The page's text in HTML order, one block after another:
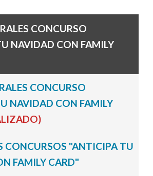
CONCURSO
NAVIDAD CON FAMILY
CONCURSO
NAVIDAD CON FAMILY
CONCURSOS "ANTICIPA TU
FAMILY CARD"